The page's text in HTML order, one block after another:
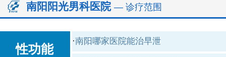
南阳阳光男科医院 — 诊疗范围
性功能
·南阳哪家医院能治早泄